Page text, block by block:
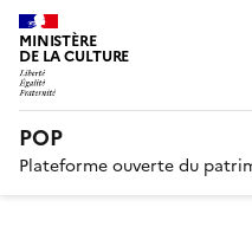
MINISTÈRE
DE LA CULTURE
POP
Plateforme ouverte du